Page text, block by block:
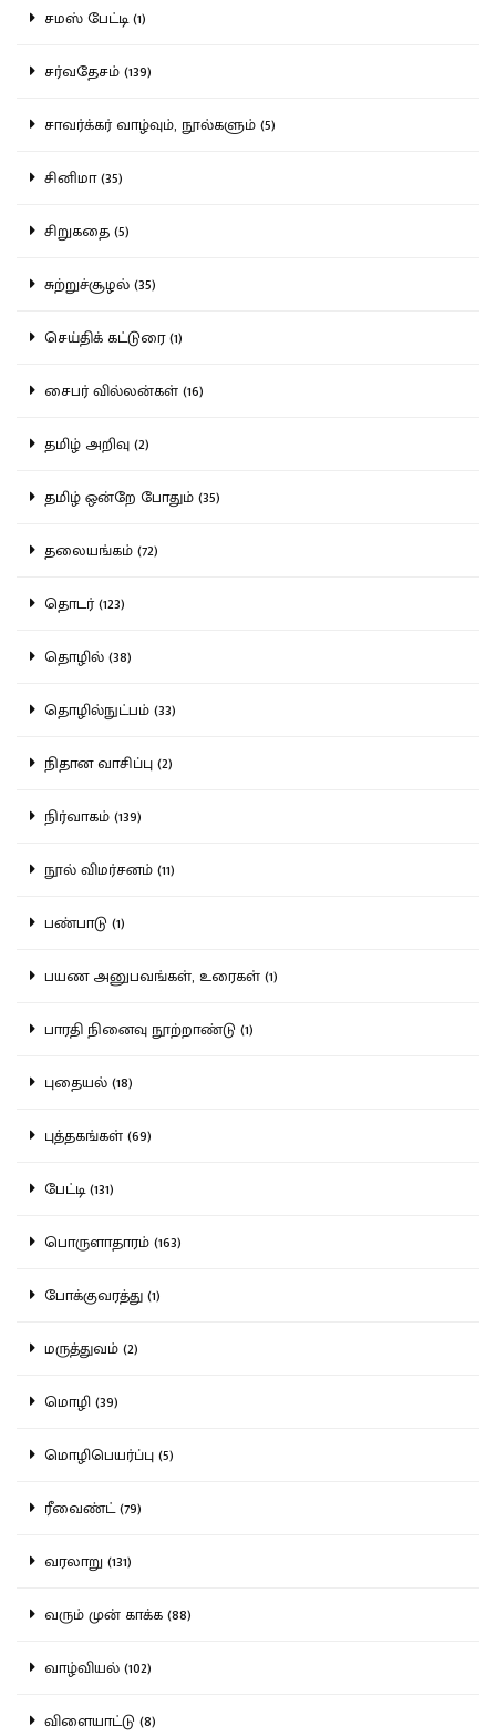
சமஸ் பேட்டி (1)
சர்வதேசம் (139)
சாவர்க்கர் வாழ்வும், நூல்களும் (5)
சினிமா (35)
சிறுகதை (5)
சுற்றுச்சூழல் (35)
செய்திக் கட்டுரை (1)
சைபர் வில்லன்கள் (16)
தமிழ் அறிவு (2)
தமிழ் ஒன்றே போதும் (35)
தலையங்கம் (72)
தொடர் (123)
தொழில் (38)
தொழில்நுட்பம் (33)
நிதான வாசிப்பு (2)
நிர்வாகம் (139)
நூல் விமர்சனம் (11)
பண்பாடு (1)
பயண அனுபவங்கள், உரைகள் (1)
பாரதி நினைவு நூற்றாண்டு (1)
புதையல் (18)
புத்தகங்கள் (69)
பேட்டி (131)
பொருளாதாரம் (163)
போக்குவரத்து (1)
மருத்துவம் (2)
மொழி (39)
மொழிபெயர்ப்பு (5)
ரீவைண்ட் (79)
வரலாறு (131)
வரும் முன் காக்க (88)
வாழ்வியல் (102)
விளையாட்டு (8)